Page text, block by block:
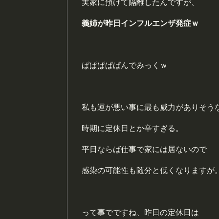
実家に預けて隔離したんですが、
義姉が昨日インフルエンザ発症ｗ
ぱぱぱぱぱんでみっくｗ
私も運が悪い事に最も威力がありそう
時期に定休日とか辛すぎる。
平日ならば仕事で家には居ないので
感染の可能性も随分と低くなりますが
って事でですね、昨日の定休日は